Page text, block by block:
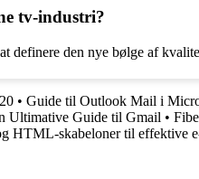
tv-industri?
den nye bølge af
• Guide til Outlook Mail i
Ultimative Guide til Gmail •
HTML-skabeloner til effektive